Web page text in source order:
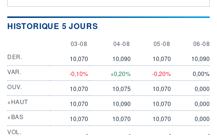
HISTORIQUE 5 JOURS
3 AUGUST
03-08 4 AUGUST
04-08 5 AUGUST
05-08 6
06-08
DER.
10,070 10,090 10,070
10,090
VAR.
-0,10% +0,20% -0,20%
0,00%
OUV.
10,070 10,075 10,070
0,000
+HAUT
10,070 10,090 10,070
0,000
+BAS
10,070 10,070 10,070
0,000
VOL.
- - - -